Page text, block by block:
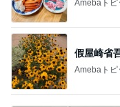
Amebaトピ
假屋崎省
Amebaトピ